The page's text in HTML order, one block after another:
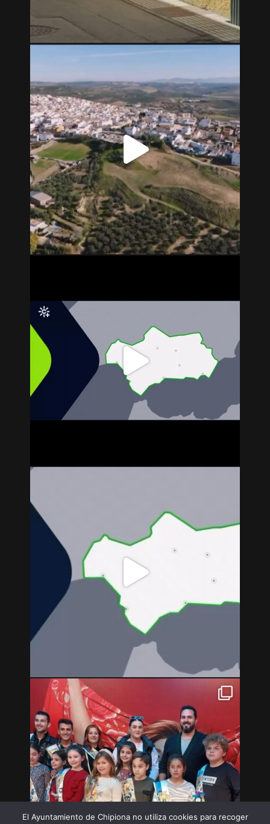
El Ayuntamiento de Chipiona no utiliza cookies para recoger